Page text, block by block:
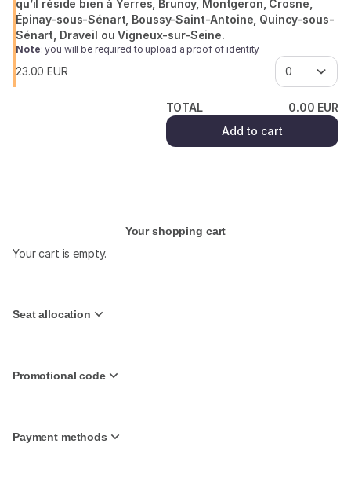
qu’il réside bien à Yerres, Brunoy, Montgeron, Crosne,
Épinay-sous-Sénart, Boussy-Saint-Antoine, Quincy-sous-
Sénart, Draveil ou Vigneux-sur-Seine.
Note: you will be required to upload a proof of identity
23.00 EUR
TOTAL 0.00 EUR
Add to cart
(¹) We do our
Your shopping cart
Your cart is empty.
Seat allocation
Promotional code
Payment methods